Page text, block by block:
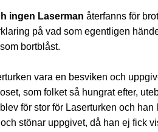
ingen Laserman återfanns för
på vad som egentligen
bortblåst.
vara en besviken och
som folket så hungrat efter,
för stor för Laserturken och
stönar uppgivet, då han ej fick